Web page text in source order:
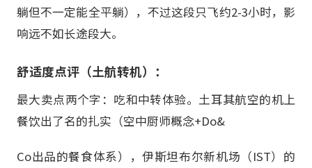
躺但不一定能全平躺），不过这段只飞约2-3小时，影
响远不如长途段大。
舒适度点评（土航转机）：
最大卖点两个字：吃和中转体验。土耳其航空的机上
餐饮出了名的扎实（空中厨师概念+Do&
Co出品的餐食体系），伊斯坦布尔新机场（IST）的